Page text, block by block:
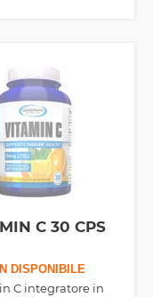
C 30 CPS
DISPONIBILE
C integratore in